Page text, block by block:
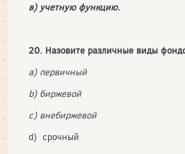
в) учетную функцию.
20. Назовите различные виды
a) первичный
b) биржевой
c) внебиржевой
d) срочный